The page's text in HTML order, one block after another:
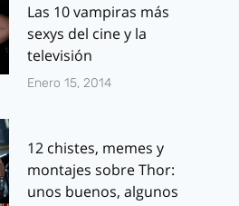
Las 10 vampiras más
sexys del cine y la
televisión
Enero 15, 2014
12 chistes, memes y
montajes sobre Thor:
unos buenos, algunos